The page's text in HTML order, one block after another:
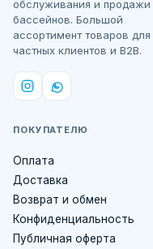
обслуживания и продажи
бассейнов. Большой
ассортимент товаров для
частных клиентов и B2B.
ПОКУПАТЕЛЮ
Оплата
Доставка
Возврат и обмен
Конфиденциальность
Публичная оферта